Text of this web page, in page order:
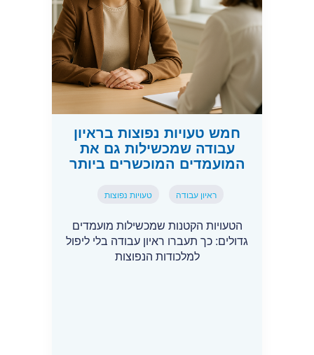
חמש טעויות נפוצות בראיון
עבודה שמכשילות גם את
המועמדים המוכשרים ביותר
ראיון עבודה טעויות נפוצות
הטעויות הקטנות שמכשילות מועמדים
גדולים: כך תעברו ראיון עבודה בלי ליפול
למלכודות הנפוצות